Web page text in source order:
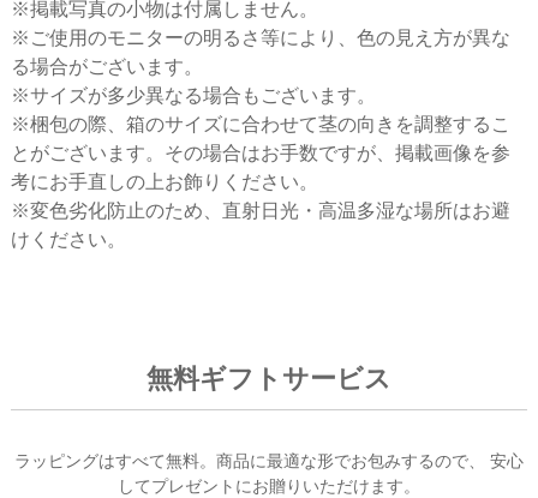
※掲載写真の小物は付属しません。
※ご使用のモニターの明るさ等により、色の見え方が異な
る場合がございます。
※サイズが多少異なる場合もございます。
※梱包の際、箱のサイズに合わせて茎の向きを調整するこ
とがございます。その場合はお手数ですが、掲載画像を参
考にお手直しの上お飾りください。
※変色劣化防止のため、直射日光・高温多湿な場所はお避
けください。
無料ギフトサービス
ラッピングはすべて無料。商品に最適な形でお包みするので、
安心
してプレゼントにお贈りいただけます。